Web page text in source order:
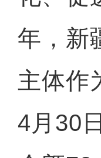
年，新
主体作
4月30